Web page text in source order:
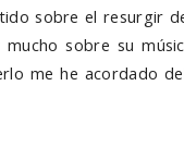
sobre el resurgir
sobre su
me he acordado